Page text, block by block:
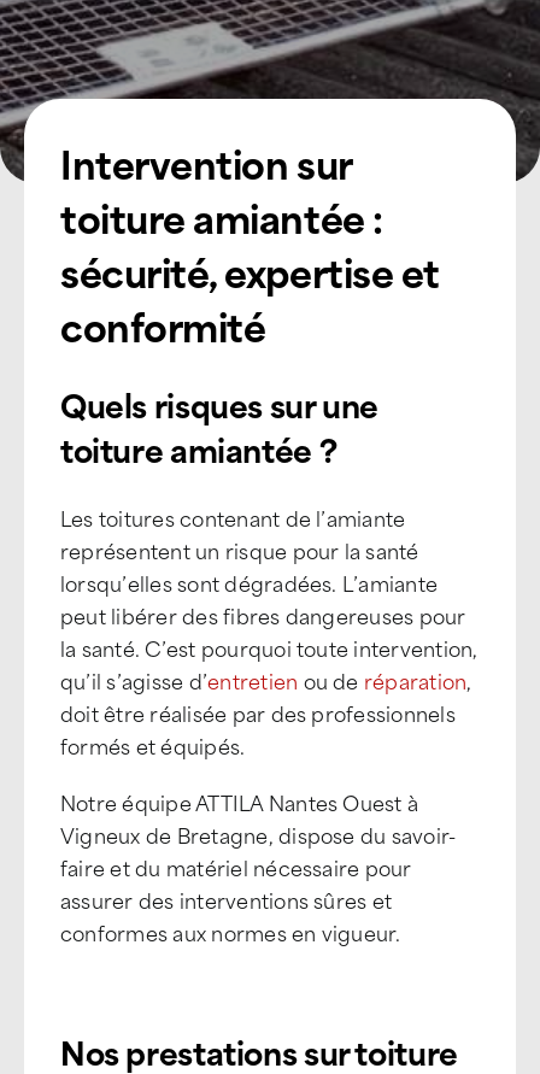
Intervention sur
toiture amiantée :
sécurité, expertise et
conformité
Quels risques sur une
toiture amiantée ?
Les toitures contenant de l’amiante
représentent un risque pour la santé
lorsqu’elles sont dégradées. L’amiante
peut libérer des fibres dangereuses pour
la santé. C’est pourquoi toute intervention,
qu’il s’agisse d’entretien ou de réparation,
doit être réalisée par des professionnels
formés et équipés.
Notre équipe ATTILA Nantes Ouest à
Vigneux de Bretagne, dispose du savoir-
faire et du matériel nécessaire pour
assurer des interventions sûres et
conformes aux normes en vigueur.
Nos prestations sur toiture